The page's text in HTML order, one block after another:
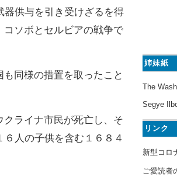
器供与を引き受けざるを得
ソボとセルビアの戦争で
同様の措置を取ったこと
ライナ市民が死亡し、そ
人の子供を含む１６８４
姉妹紙
The
Segye
リンク
新型コロ
ご愛読者